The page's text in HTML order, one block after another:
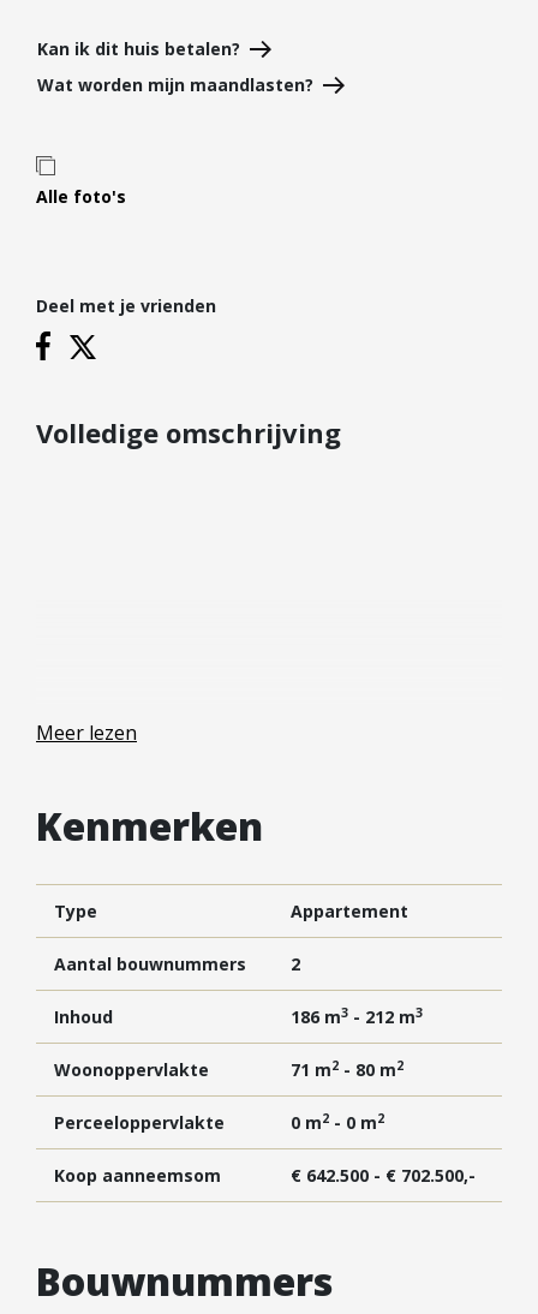
Projectontwikkelaars
Particulieren
Hypotheekadvies
Starterslening
Financiële check
Banken
Blog
Vestiging Nieuwegein
Vestiging Vleuten-De Meern en Leidsche Rijn
Vestiging Utrecht
Vestiging Maarssen
Inloggen MOVE
Kan ik dit huis betalen?
Wat worden mijn maandlasten?
Alle foto's
Deel met je vrienden
Volledige omschrijving
Meer lezen
Kenmerken
Type Appartement
Aantal bouwnummers 2
Inhoud 186 m3 - 212 m3
Woonoppervlakte 71 m2 - 80 m2
Perceeloppervlakte 0 m2 - 0 m2
Koop aanneemsom € 642.500 - € 702.500,-
Bouwnummers